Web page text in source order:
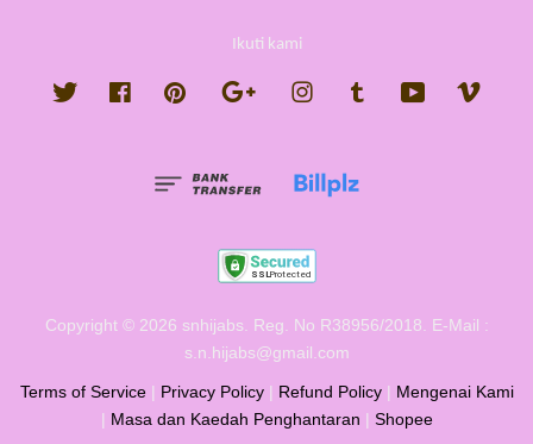
Ikuti kami
Twitter FacebookPinterest Google InstagramTumblr YouTube
Copyright © 2026 snhijabs. Reg. No R38956/2018. E-Mail :
s.n.hijabs@gmail.com
Terms of Service| Privacy Policy| Refund Policy| Mengenai Kami
| Masa dan Kaedah Penghantaran | Shopee